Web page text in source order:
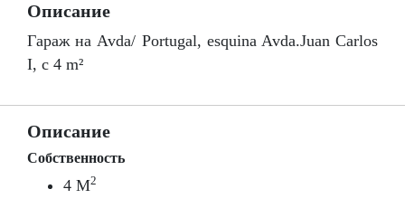
Описание
Гараж на Avda/ Portugal, esquina Avda.Juan Carlos
I, c 4 m²
Описание
Собственность
4 M2